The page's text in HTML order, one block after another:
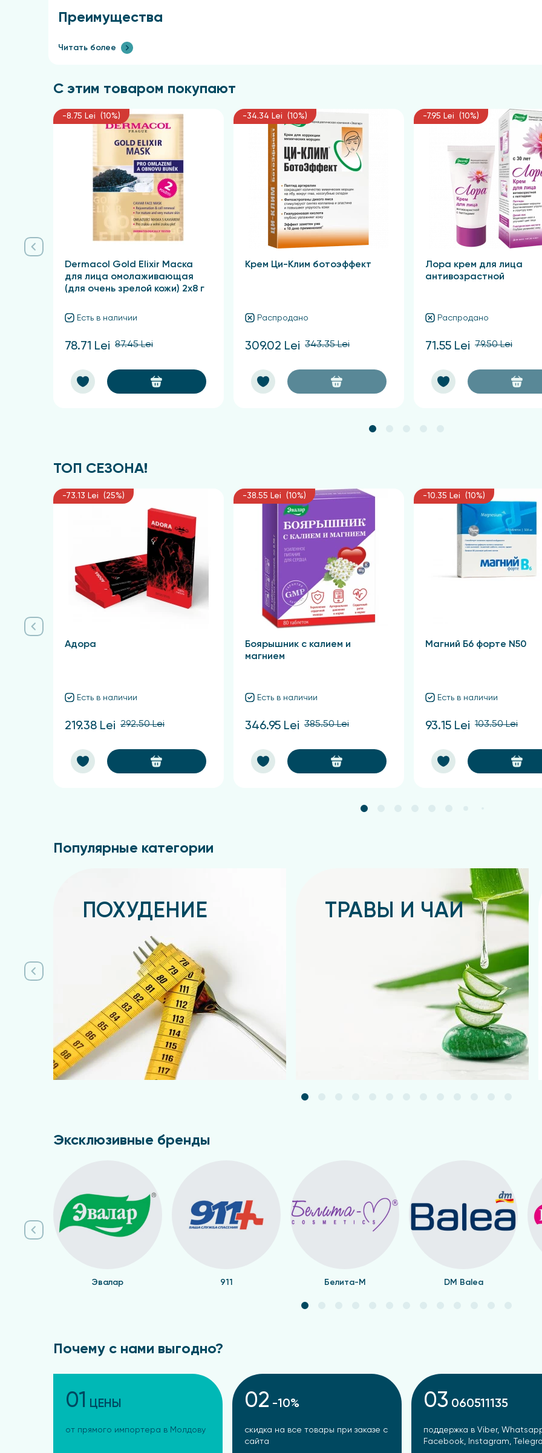
Преимущества
Крем обладает защитой от UVA/UVB лучей с солнцезащитным фактором SPF 15, повышает
Применение
Ежедневно утром наносите крем на предварительно очищенную кожу после тонизирования.
упаковки, чтобы избежать загрязнения продукта, и мягко вмассируйте его в кожу лица, шеи и области
периферии. Избегайте контакта с областью вокруг глаз.
Результат
Кожа приобретает идеальную эластичность, упругость и здоровое сияние.
Читать более
С этим товаром покупают
-8.75 Lei (10%)
Dermacol Gold Elixir Маска
для лица омолаживающая
(для очень зрелой кожи) 2х8 г
Есть в наличии
78.71 Lei 87.45 Lei
-34.34 Lei (10%)
Крем Ци-Клим ботоэффект
Распродано
309.02 Lei 343.35 Lei
-7.95 Lei (10%)
Лора крем для лица
антивозрастной
Распродано
71.55 Lei 79.50 Lei
ТОП СЕЗОНА!
-73.13 Lei (25%)
Адора
Есть в наличии
219.38 Lei 292.50 Lei
-38.55 Lei (10%)
Боярышник с калием и
магнием
Есть в наличии
346.95 Lei 385.50 Lei
-10.35 Lei (10%)
Магний Б6 форте N50
Есть в наличии
93.15 Lei 103.50 Lei
Популярные категории
ПОХУДЕНИЕ ТРАВЫ И ЧАИ
Эксклюзивные бренды
Эвалар 911 Белита-М DM Balea
Почему с нами выгодно?
01 ЦЕНЫ
от прямого импортера в Молдову
02 -10%
скидка на все товары при заказе с
сайта
03 060511135
поддержка в Viber,
Facebook, Instagram,